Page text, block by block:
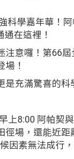
科學嘉年華！阿
通在這裡！
注意囉！第66屆
場！
是充滿驚喜的科
上8:00 阿帕契
徑場，還能近距
因素無法成行